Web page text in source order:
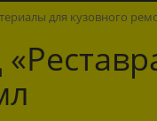
для кузовного